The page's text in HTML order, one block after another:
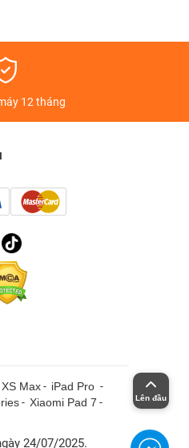
12 tháng
Max- iPad Pro -
- Xiaomi Pad 7 -
24/07/2025.
Lên đầu